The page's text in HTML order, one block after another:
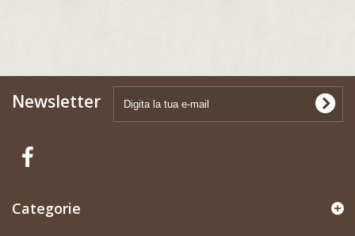
Newsletter
Categorie